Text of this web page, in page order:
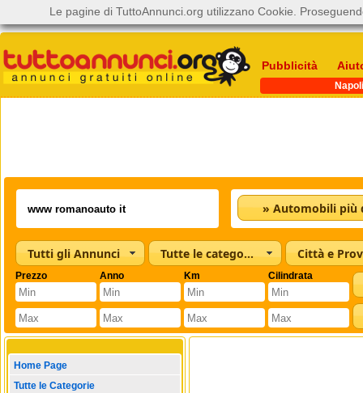
Pubblicità
Napoli
Tutti gli Annunci Tutte le categorie Città e
Prezzo Anno Km Cilindrata
Home Page
Tutte le Categorie
Le pagine di TuttoAnnunci.org utilizzano Cookie.